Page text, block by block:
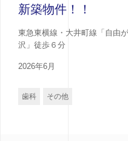
新築物件！！
東急東横線・大井町線「自由
沢」徒歩６分
2026年6月
歯科 その他